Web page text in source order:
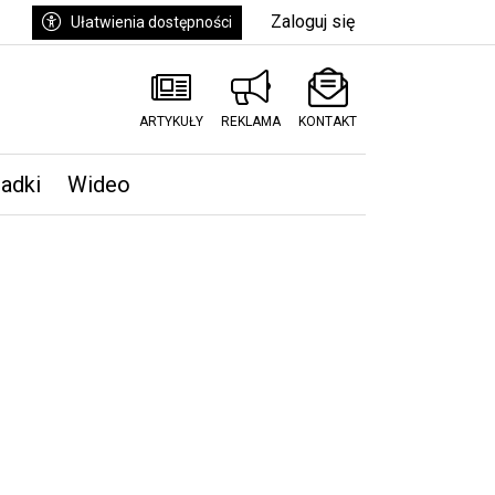
Ułatwienia dostępności Zaloguj się
ARTYKUŁY REKLAMA KONTAKT
Wideo